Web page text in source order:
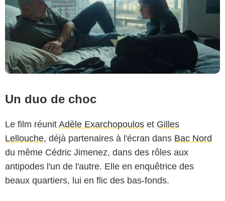
Un duo de choc
Le film réunit Adèle Exarchopoulos et Gilles
Lellouche, déjà partenaires à l'écran dans Bac Nord
du même Cédric Jimenez, dans des rôles aux
antipodes l'un de l'autre. Elle en enquêtrice des
beaux quartiers, lui en flic des bas-fonds.